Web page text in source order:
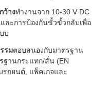
ว้างทํางานจาก 10-30 V DC
ละการป้องกันขั้วขั้วกลับเพื่อ
บ
รมตอบสนองกับมาตรฐาน
ฐานกระแทก/สั่น (EN
รถยนต์, แพ็คเกจและ